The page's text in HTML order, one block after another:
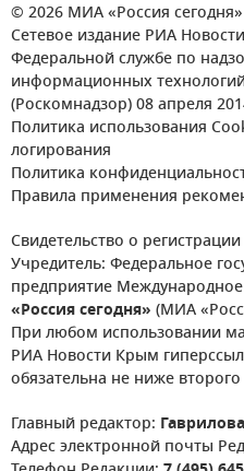
© 2026 МИА «Россия сегодня»
Сетевое издание РИА
Федеральной службе по
информационных
(Роскомнадзор) 08 апреля
Политика использования
логирования
Политика
Правила применения
Свидетельство о
Учредитель: Федеральное
предприятие
«Россия сегодня» (МИА
При любом использовании
РИА Новости Крым
обязательна не ниже второго
Главный редактор:
Адрес электронной почты